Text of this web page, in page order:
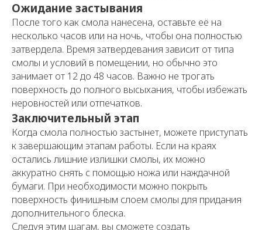
Ожидание застывания
После того как смола нанесена, оставьте её на
несколько часов или на ночь, чтобы она полностью
затвердела. Время затвердевания зависит от типа
смолы и условий в помещении, но обычно это
занимает от 12 до 48 часов. Важно не трогать
поверхность до полного высыхания, чтобы избежать
неровностей или отпечатков.
Заключительный этап
Когда смола полностью застынет, можете приступать
к завершающим этапам работы. Если на краях
остались лишние излишки смолы, их можно
аккуратно снять с помощью ножа или наждачной
бумаги. При необходимости можно покрыть
поверхность финишным слоем смолы для придания
дополнительного блеска.
Следуя этим шагам, вы сможете создать